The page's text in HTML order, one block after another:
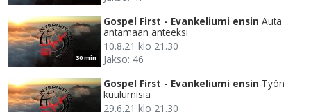
30 min
Gospel First - Evankeliumi ensin Auta
antamaan anteeksi
10.8.21 klo 21.30
Jakso: 46
Gospel First - Evankeliumi ensin Työn
kuulumisia
29.6.21 klo 21.30